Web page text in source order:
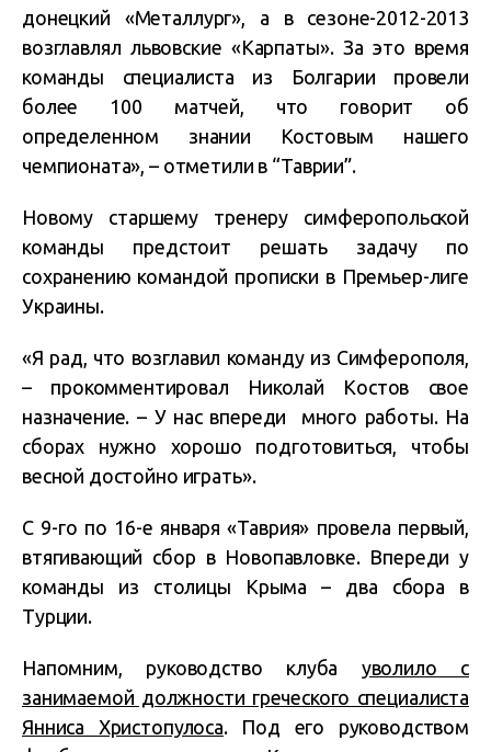
донецкий «Металлург», а в сезоне-2012-2013
возглавлял львовские «Карпаты». За это время
команды специалиста из Болгарии провели
более 100 матчей, что говорит об
определенном знании Костовым нашего
чемпионата», – отметили в “Таврии”.
Новому старшему тренеру симферопольской
команды предстоит решать задачу по
сохранению командой прописки в Премьер-лиге
Украины.
«Я рад, что возглавил команду из Симферополя,
– прокомментировал Николай Костов свое
назначение. – У нас впереди много работы. На
сборах нужно хорошо подготовиться, чтобы
весной достойно играть».
С 9-го по 16-е января «Таврия» провела первый,
втягивающий сбор в Новопавловке. Впереди у
команды из столицы Крыма – два сбора в
Турции.
Напомним, руководство клуба уволило с
занимаемой должности греческого специалиста
Янниса Христопулоса. Под его руководством